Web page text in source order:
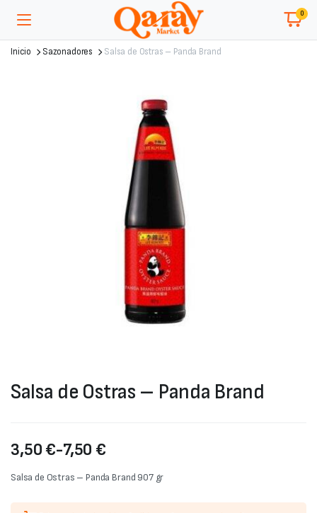
0
Inicio Sazonadores Salsa de Ostras – Panda Brand
Salsa de Ostras – Panda Brand
3,50€-7,50€
Rango
de
Salsa de Ostras – Panda Brand 907 gr